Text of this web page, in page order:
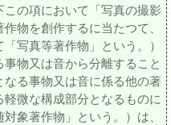
の項において「写真の撮影
物を創作するに当たつて、
写真等著作物」という。）
物又は音から分離すること
る事物又は音に係る他の著
微な構成部分となるものに
象著作物」という。）は、